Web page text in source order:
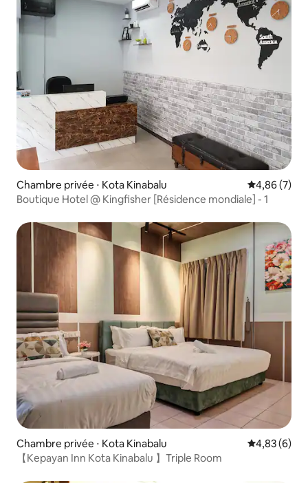
Chambre privée ⋅ Kota Kinabalu Évaluation
4,86 (7)
Boutique Hotel @ Kingfisher [Résidence mondiale] - 1
Chambre privée ⋅ Kota Kinabalu Évaluation
4,83 (6)
【Kepayan Inn Kota Kinabalu 】Triple Room